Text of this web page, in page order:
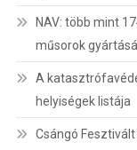
NAV: több mint
műsorok
A
helyiségek listája
Csángó